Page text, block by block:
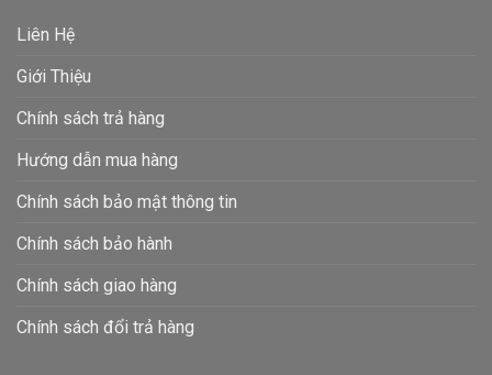
Liên Hệ
Giới Thiệu
Chính sách trả hàng
Hướng dẫn mua hàng
Chính sách bảo mật thông tin
Chính sách bảo hành
Chính sách giao hàng
Chính sách đổi trả hàng